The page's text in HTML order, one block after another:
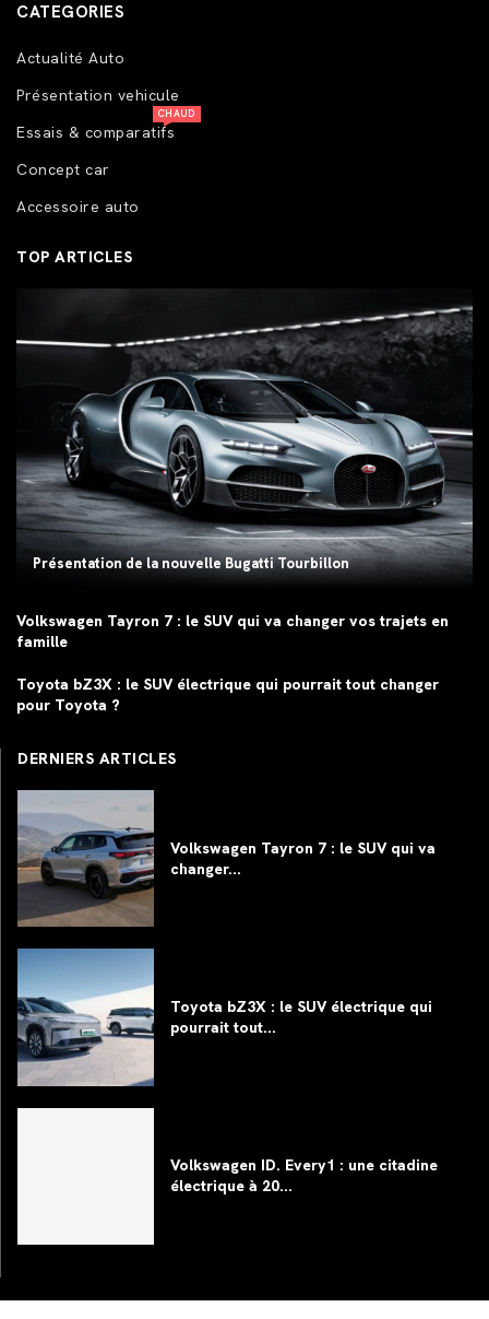
CATEGORIES
Actualité Auto
Présentation vehicule
Essais & comparatifs
CHAUD
Concept car
Accessoire auto
TOP ARTICLES
Présentation de la nouvelle Bugatti Tourbillon
Volkswagen Tayron 7 : le SUV qui va changer vos trajets en
famille
Toyota bZ3X : le SUV électrique qui pourrait tout changer
pour Toyota ?
DERNIERS ARTICLES
Volkswagen Tayron 7 : le SUV qui va
changer...
Toyota bZ3X : le SUV électrique qui
pourrait tout...
Volkswagen ID. Every1 : une citadine
électrique à 20...